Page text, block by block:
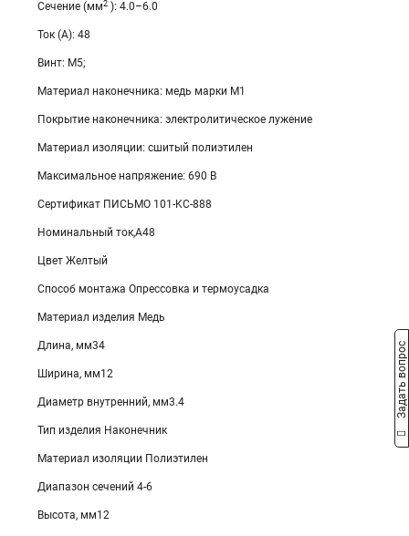
Сечение (мм2 ): 4.0–6.0
Ток (А): 48
Винт: М5;
Материал наконечника: медь марки М1
Покрытие наконечника: электролитическое лужение
Материал изоляции: сшитый полиэтилен
Максимальное напряжение: 690 В
Сертификат ПИСЬМО 101-KC-888
Номинальный ток,А48
Цвет Желтый
Способ монтажа Опрессовка и термоусадка
Материал изделия Медь
Длина, мм34
Ширина, мм12
Диаметр внутренний, мм3.4
Тип изделия Наконечник
Материал изоляции Полиэтилен
Диапазон сечений 4-6
Высота, мм12
Задать вопрос